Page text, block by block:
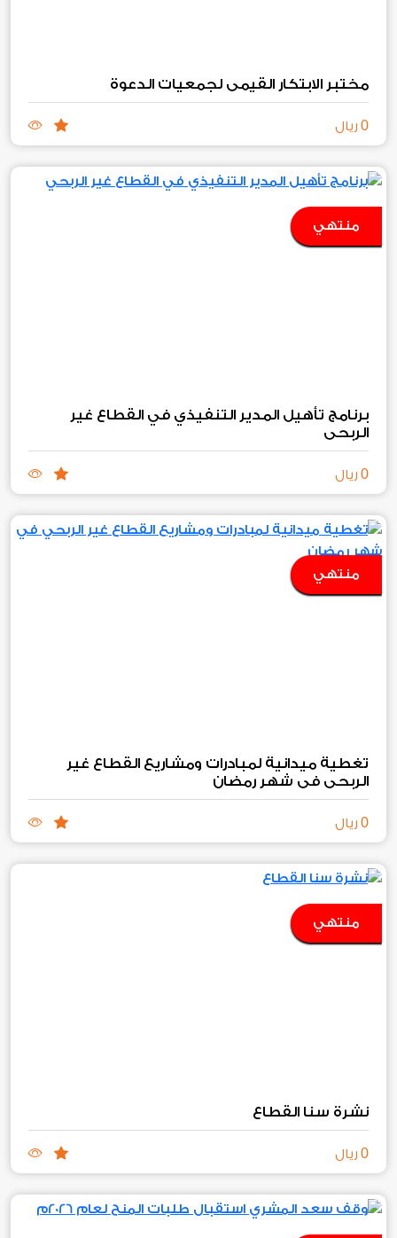
مختبر الابتكار القيمي لجمعيات الدعوة
0 ريال
منتهي
برنامج تأهيل المدير التنفيذي في القطاع غير
الربحي
0 ريال
منتهي
تغطية ميدانية لمبادرات ومشاريع القطاع غير
الربحي في شهر رمضان
0 ريال
منتهي
نشرة سنا القطاع
0 ريال